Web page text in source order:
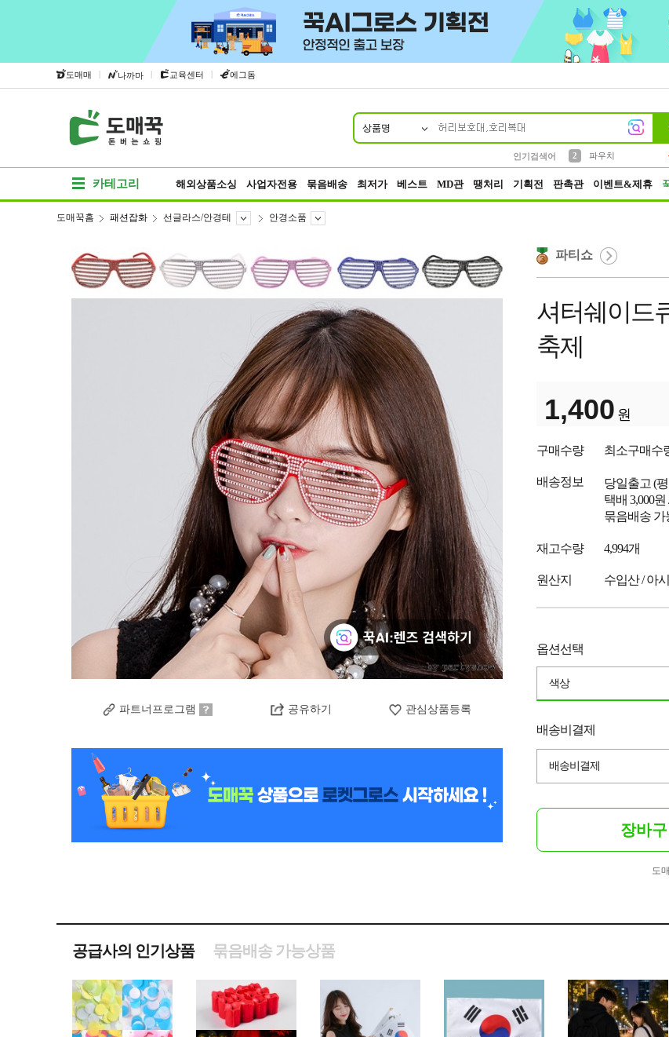
도매매 | 나까마 | 교육센터 | 에그돔
상품명
인기검색어
3
모자
카테고리 해외상품소싱 사업자전용 묶음배송 최저가 베스트 MD관 땡처리 기획전 판촉관 이벤트&제휴
도매꾹홈 패션잡화 선글라스/안경테 안경소품
파트너프로그램 공유하기 관심상품등록
파티쇼
셔터쉐이드
축제
1,400 원
구매수량 최소구매수
배송정보 당일출고 (
택배 3,000
묶음배송 가
재고수량 4,994개
원산지 수입산 / 아
옵션선택
색상
배송비결제
배송비결제
장바
도
공급사의 인기상품 묶음배송 가능상품